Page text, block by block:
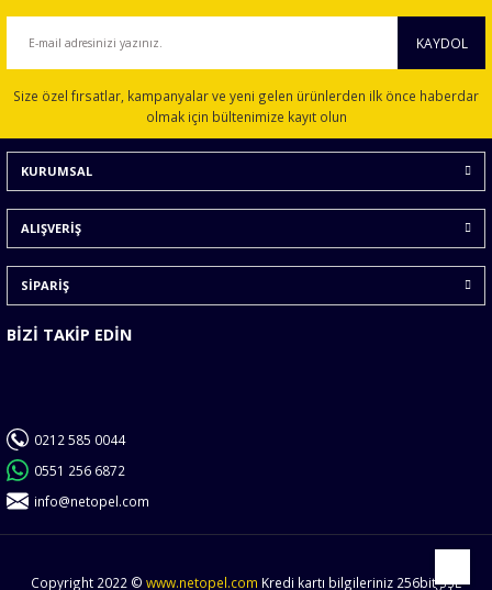
Ürün açıklamasında eksik bilgiler bulunuyor.
Ürün bilgilerinde hatalar bulunuyor.
Ürün fiyatı diğer sitelerden daha pahalı.
Bu ürüne benzer farklı alternatifler olmalı.
KAYDOL
Size özel fırsatlar, kampanyalar ve yeni gelen ürünlerden ilk önce haberdar
olmak için bültenimize kayıt olun
KURUMSAL
ALIŞVERİŞ
SİPARİŞ
BİZİ TAKİP EDİN
0212 585 0044
0551 256 6872
info@netopel.com
Copyright 2022 © www.netopel.com Kredi kartı bilgileriniz 256bit SSL